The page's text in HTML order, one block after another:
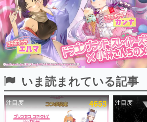
ピックアップ
電ファミのいま読まれている記事ランキング
いま読まれている記事
注目度 4653 注目度